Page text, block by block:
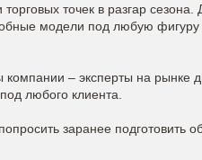
точек в разгар
модели под любую фигуру
– эксперты на рынке
любого клиента.
заранее подготовить